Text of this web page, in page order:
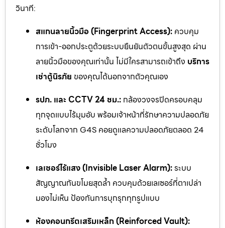
วินาที:
สแกนลายนิ้วมือ (Fingerprint Access): ควบคุม
การเข้า-ออกประตูด้วยระบบยืนยันตัวตนขั้นสูงสุด ผ่าน
ลายนิ้วมือของคุณเท่านั้น ไม่มีใครสามารถเข้าถึง บริการ
เช่าตู้นิรภัย ของคุณได้นอกจากตัวคุณเอง
รปภ. และ CCTV 24 ชม.: กล้องวงจรปิดครอบคลุม
ทุกจุดแบบไร้มุมอับ พร้อมเจ้าหน้าที่รักษาความปลอดภัย
ระดับโลกจาก G4S คอยดูแลความปลอดภัยตลอด 24
ชั่วโมง
เลเซอร์ไร้แสง (Invisible Laser Alarm):ระบบ
สัญญาณกันขโมยสุดล้ำ ควบคุมด้วยเลเซอร์ที่ตาเปล่า
มองไม่เห็น ป้องกันการบุกรุกทุกรูปแบบ
ห้องคอนกรีตเสริมเหล็ก (Reinforced Vault):